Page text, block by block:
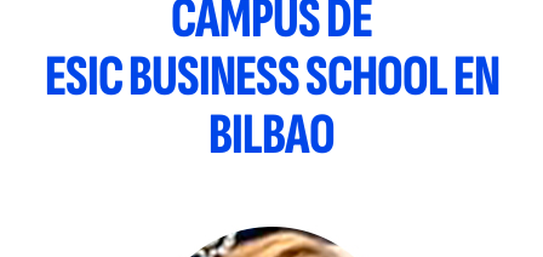
CAMPUS DE
ESIC BUSINESS SCHOOL EN
BILBAO